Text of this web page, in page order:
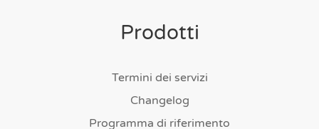
Prodotti
Termini dei servizi
Changelog
Programma di riferimento